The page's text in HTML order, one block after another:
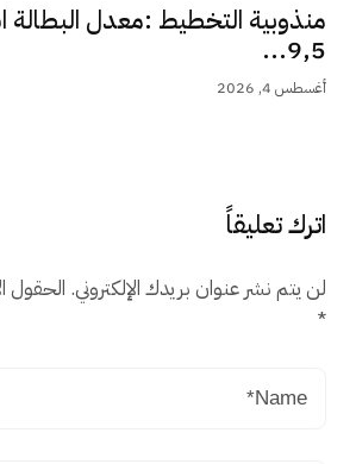
منذوبية التخطيط :معدل البطالة
9,5...
أغسطس 4, 2026
اترك تعليقاً
لن يتم نشر عنوان بريدك الإلكتروني. الحقول
*